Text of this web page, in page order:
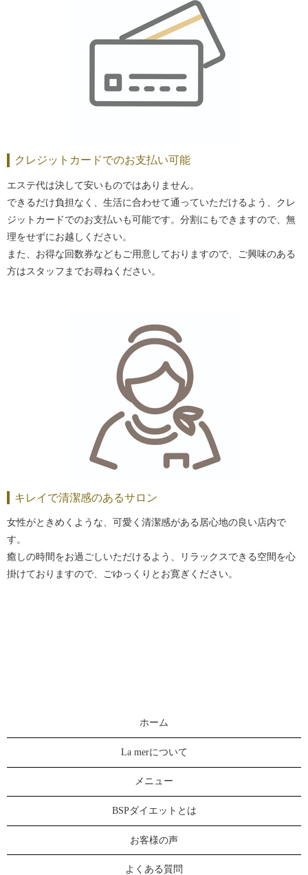
クレジットカードでのお支払い可能
エステ代は決して安いものではありません。
できるだけ負担なく、生活に合わせて通っていただけるよう、クレ
ジットカードでのお支払いも可能です。分割にもできますので、無
理をせずにお越しください。
また、お得な回数券などもご用意しておりますので、ご興味のある
方はスタッフまでお尋ねください。
キレイで清潔感のあるサロン
女性がときめくような、可愛く清潔感がある居心地の良い店内で
す。
癒しの時間をお過ごしいただけるよう、リラックスできる空間を心
掛けておりますので、ごゆっくりとお寛ぎください。
ホーム
La merについて
メニュー
BSPダイエットとは
お客様の声
よくある質問